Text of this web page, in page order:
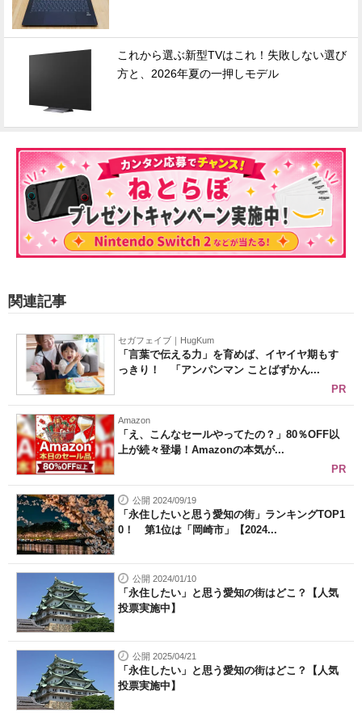
これから選ぶ新型TVはこれ！失敗しない選び
方と、2026年夏の一押しモデル
関連記事
セガフェイブ｜HugKum
「言葉で伝える力」を育めば、イヤイヤ期もす
っきり！ 「アンパンマン ことばずかん...
PR
Amazon
「え、こんなセールやってたの？」80％OFF以
上が続々登場！Amazonの本気が...
PR
公開 2024/09/19
「永住したいと思う愛知の街」ランキングTOP1
0！ 第1位は「岡崎市」【2024...
公開 2024/01/10
「永住したい」と思う愛知の街はどこ？【人気
投票実施中】
公開 2025/04/21
「永住したい」と思う愛知の街はどこ？【人気
投票実施中】